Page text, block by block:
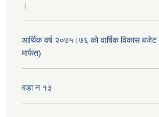
।
आर्थिक वर्ष २०७५।७६ को वार्षिक विकास
मार्फत)
वडा न १३